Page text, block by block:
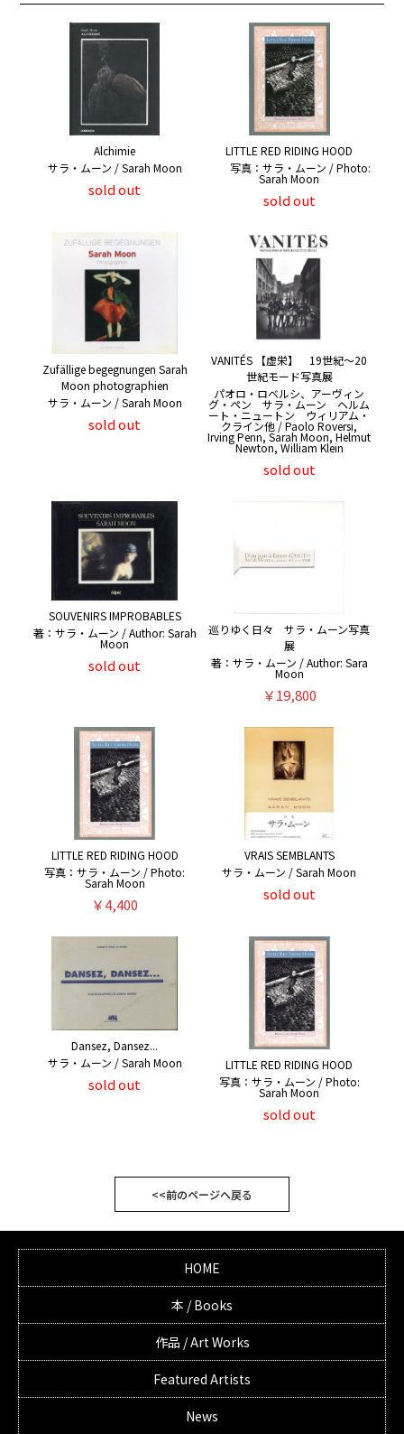
Alchimie
サラ・ムーン / Sarah Moon
sold out
LITTLE RED RIDING HOOD
写真：サラ・ムーン / Photo:
Sarah Moon
sold out
Zufällige begegnungen Sarah
Moon photographien
サラ・ムーン / Sarah Moon
sold out
VANITÉS 【虚栄】 19世紀〜20
世紀モード写真展
パオロ・ロベルシ、アーヴィン
グ・ペン サラ・ムーン ヘルム
ート・ニュートン ウィリアム・
クライン他 / Paolo Roversi,
Irving Penn, Sarah Moon, Helmut
Newton, William Klein
sold out
SOUVENIRS IMPROBABLES
著：サラ・ムーン / Author: Sarah
Moon
sold out
巡りゆく日々 サラ・ムーン写真
展
著：サラ・ムーン / Author: Sara
Moon
￥19,800
LITTLE RED RIDING HOOD
写真：サラ・ムーン / Photo:
Sarah Moon
￥4,400
VRAIS SEMBLANTS
サラ・ムーン / Sarah Moon
sold out
Dansez, Dansez...
サラ・ムーン / Sarah Moon
sold out
LITTLE RED RIDING HOOD
写真：サラ・ムーン / Photo:
Sarah Moon
sold out
<<前のページへ戻る
HOME
本 / Books
作品 / Art Works
Featured Artists
News